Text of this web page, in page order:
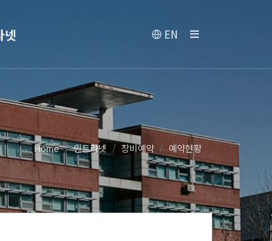
넷 EN
Home 인트라넷 장비예약 예약현황